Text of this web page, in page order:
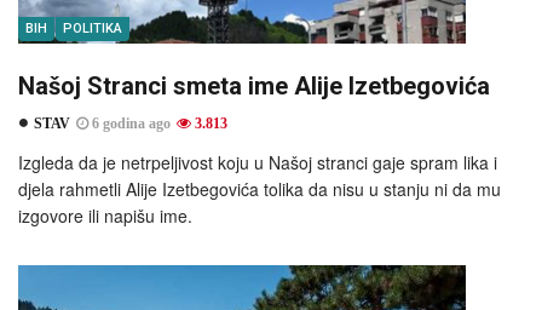
BIH POLITIKA
Našoj Stranci smeta ime Alije Izetbegovića
STAV 6 godina ago 3.813
Izgleda da je netrpeljivost koju u Našoj stranci gaje spram lika i
djela rahmetli Alije Izetbegovića tolika da nisu u stanju ni da mu
izgovore ili napišu ime.